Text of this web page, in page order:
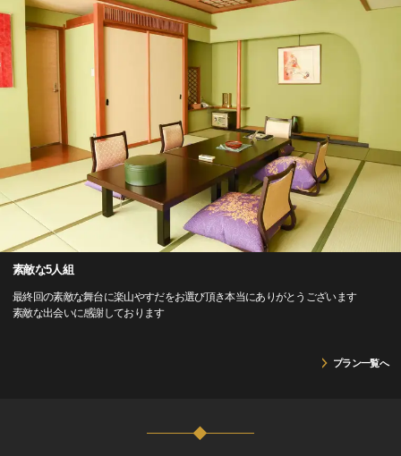
素敵な5人組
最終回の素敵な舞台に楽山やすだをお選び頂き本当にありがとうございます
素敵な出会いに感謝しております
プラン一覧へ